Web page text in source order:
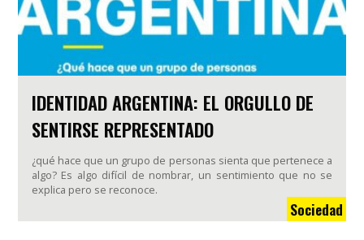
IDENTIDAD ARGENTINA: EL ORGULLO DE
SENTIRSE REPRESENTADO
¿qué hace que un grupo de personas sienta que pertenece a
algo? Es algo difícil de nombrar, un sentimiento que no se
explica pero se reconoce.
Sociedad